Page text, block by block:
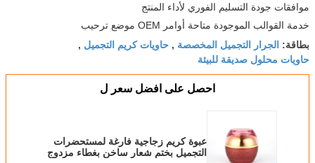
موافقات جودة التسليم الفوري لأداء المنتج
خدمة القوالب الموجودة متاحة أوامر OEM موضع ترحيب
بطاقة: الجرار التجميل المخصصة , حاويات كريم التجميل ,
حاويات محلول صديقة للبيئة
احصل على افضل سعر ل
عبوة كريم زجاجية فارغة لمستحضرات
التجميل بختم شعار ساخن بغطاء مزدوج